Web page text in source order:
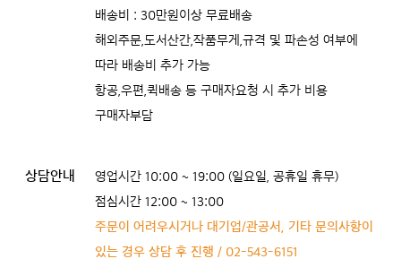
배송비 : 30만원이상 무료배송
해외주문,도서산간,작품무게,규격 및 파손성 여부에
따라 배송비 추가 가능
항공,우편,퀵배송 등 구매자요청 시 추가 비용
구매자부담
상담안내
영업시간 10:00 ~ 19:00 (일요일, 공휴일 휴무)
점심시간 12:00 ~ 13:00
주문이 어려우시거나 대기업/관공서, 기타 문의사항이
있는 경우 상담 후 진행 / 02-543-6151